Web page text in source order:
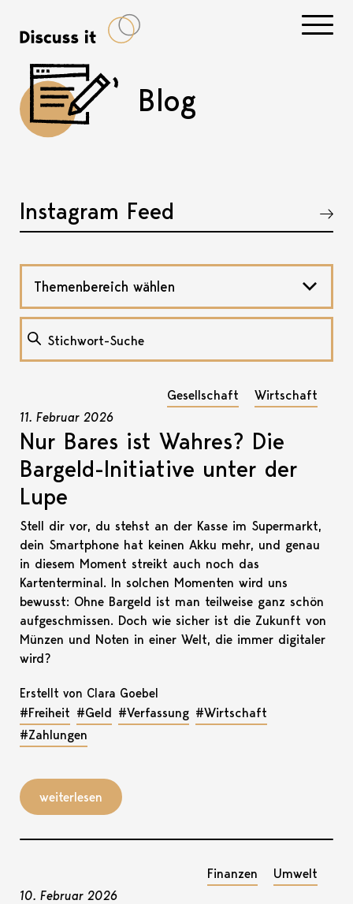
Blog
Instagram Feed
Akkordeon öffnen, bzw. schliessen
Themenbereich wählen
Gesellschaft Wirtschaft
11. Februar 2026
Nur Bares ist Wahres? Die
Bargeld-Initiative unter der
Lupe
Stell dir vor, du stehst an der Kasse im Supermarkt,
dein Smartphone hat keinen Akku mehr, und genau
in diesem Moment streikt auch noch das
Kartenterminal. In solchen Momenten wird uns
bewusst: Ohne Bargeld ist man teilweise ganz schön
aufgeschmissen. Doch wie sicher ist die Zukunft von
Münzen und Noten in einer Welt, die immer digitaler
wird?
Erstellt von Clara Goebel
#Freiheit #Geld #Verfassung #Wirtschaft
#Zahlungen
weiterlesen
Finanzen Umwelt
10. Februar 2026